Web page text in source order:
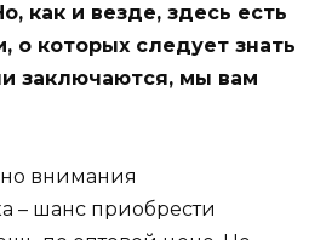
как и везде, здесь есть
о которых следует знать
заключаются, мы вам
внимания
– шанс приобрести